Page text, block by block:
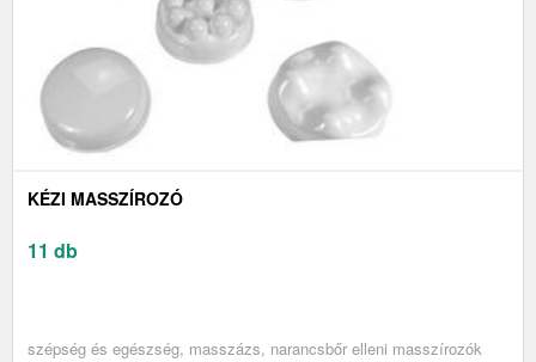
KÉZI MASSZÍROZÓ
11 db
szépség és egészség, masszázs, narancsbőr elleni masszírozók